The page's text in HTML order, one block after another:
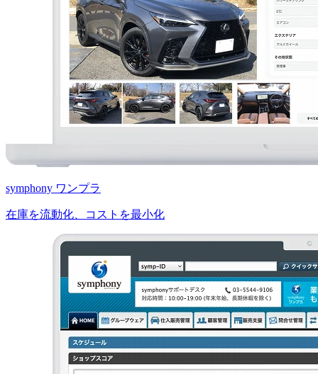
symphony ワンプラ
在庫を流動化、コストを最小化